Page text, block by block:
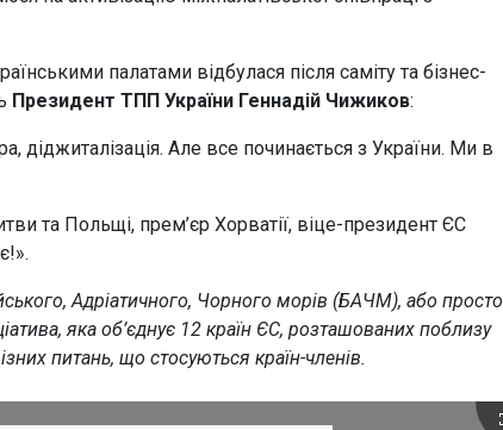
палатами відбулася після саміту та бізнес-
Президент ТПП України Геннадій Чижиков:
діджиталізація. Але все починається з України. Ми в
та Польщі, прем’єр Хорватії, віце-президент ЄС
Адріатичного, Чорного морів (БАЧМ), або просто
яка об’єднує 12 країн ЄС, розташованих поблизу
питань, що стосуються країн-членів.